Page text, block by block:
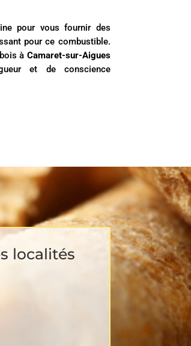
pour vous fournir des
pour ce combustible.
à Camaret-sur-Aigues
et de conscience
localités